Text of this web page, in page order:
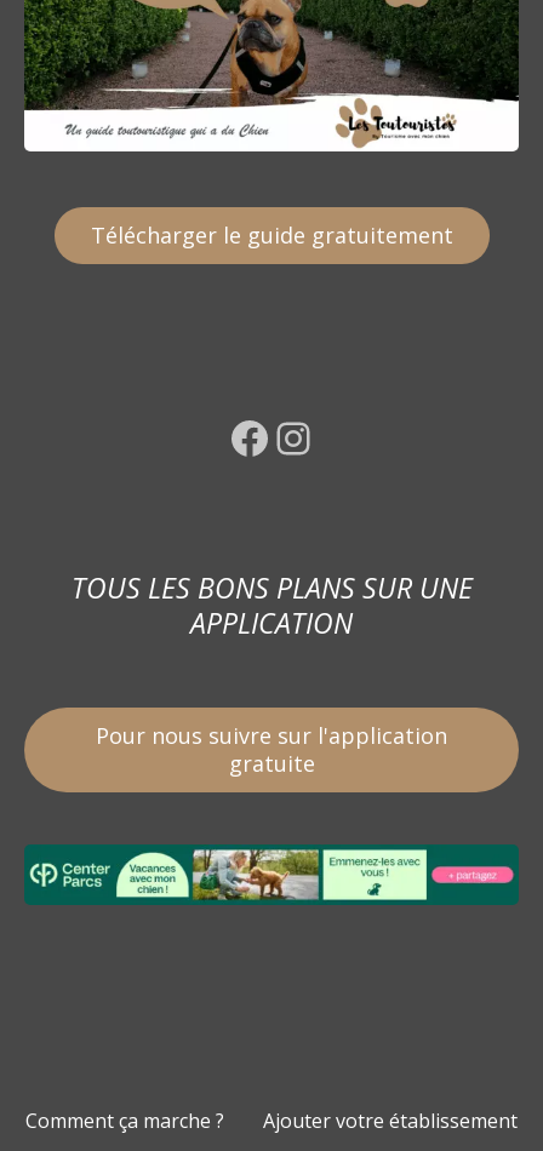
Télécharger le guide gratuitement
Facebook Instagram
TOUS LES BONS PLANS SUR UNE
APPLICATION
Pour nous suivre sur l'application
gratuite
Comment ça marche ? Ajouter votre établissement